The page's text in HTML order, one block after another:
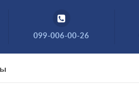
099-006-00-26